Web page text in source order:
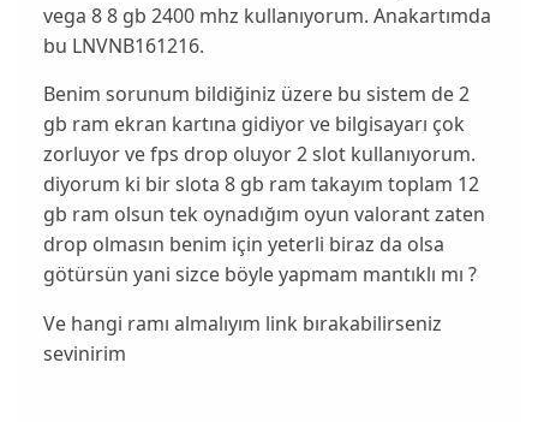
vega 8 8 gb 2400 mhz kullanıyorum. Anakartımda
bu LNVNB161216.
Benim sorunum bildiğiniz üzere bu sistem de 2
gb ram ekran kartına gidiyor ve bilgisayarı çok
zorluyor ve fps drop oluyor 2 slot kullanıyorum.
diyorum ki bir slota 8 gb ram takayım toplam 12
gb ram olsun tek oynadığım oyun valorant zaten
drop olmasın benim için yeterli biraz da olsa
götürsün yani sizce böyle yapmam mantıklı mı ?
Ve hangi ramı almalıyım link bırakabilirseniz
sevinirim